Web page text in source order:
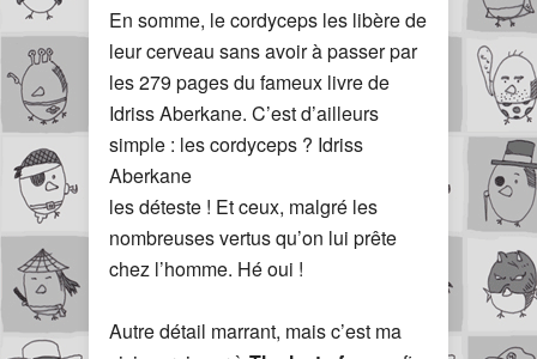
En somme, le cordyceps les libère de
leur cerveau sans avoir à passer par
les 279 pages du fameux livre de
Idriss Aberkane. C’est d’ailleurs
simple : les cordyceps ? Idriss
Aberkane
les déteste ! Et ceux, malgré les
nombreuses vertus qu’on lui prête
chez l’homme. Hé oui !
Autre détail marrant, mais c’est ma